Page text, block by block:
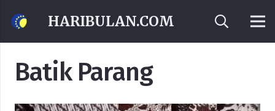
HARIBULAN.COM
Batik Parang